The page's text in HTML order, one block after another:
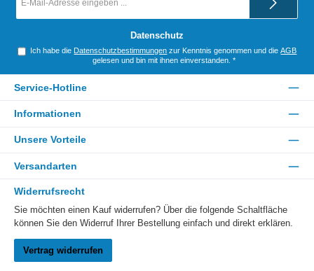
Mail-
Datenschutz
Ich habe die Datenschutzbestimmungen zur Kenntnis genommen und dieAGB
gelesen und bin mit ihnen einverstanden. *
Service-Hotline
Informationen
Unsere Vorteile
Versandarten
Widerrufsrecht
Sie möchten einen Kauf widerrufen? Über die folgende Schaltfläche
können Sie den Widerruf Ihrer Bestellung einfach und direkt erklären.
Vertrag widerrufen